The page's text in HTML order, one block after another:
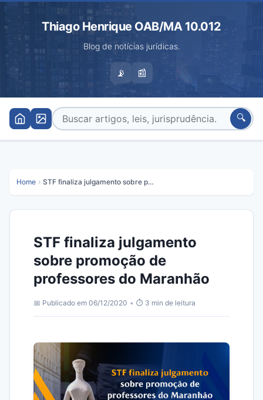
Thiago Henrique OAB/MA 10.012
Blog de notícias jurídicas.
📡 📰
🔍
Home › STF finaliza julgamento sobre promoção de professores do Maranhão
STF finaliza julgamento
sobre promoção de
professores do Maranhão
📅 Publicado em 06/12/2020 • ⏱️ 3 min de leitura